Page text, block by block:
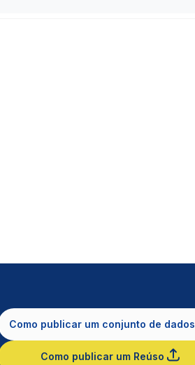
Como publicar um conjunto de dados
Como publicar um Reúso